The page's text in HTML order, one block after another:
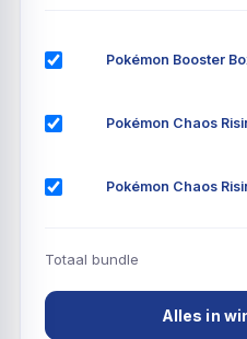
Pokémon Booster
Pokémon Chaos
Pokémon Chaos
Totaal bundle
Alles in